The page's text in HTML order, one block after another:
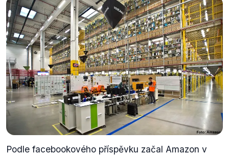
Podle facebookového příspěvku začal Amazon v